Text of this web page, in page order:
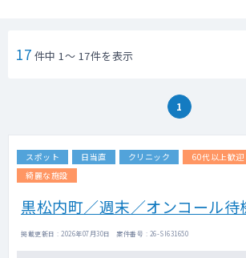
17 件中 1～ 17件を表示
1
スポット 日当直 クリニック 60代以上歓迎
綺麗な施設
黒松内町／週末／オンコール待
掲載更新日 : 2026年07月30日 案件番号 : 26-SI631650